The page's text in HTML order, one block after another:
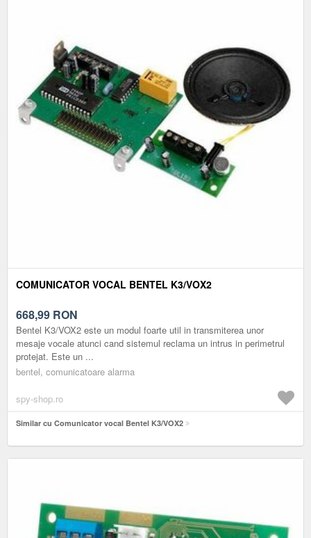
COMUNICATOR VOCAL BENTEL K3/VOX2
668,99 RON
Bentel K3/VOX2 este un modul foarte util in transmiterea unor
mesaje vocale atunci cand sistemul reclama un intrus in perimetrul
protejat. Este un ...
bentel, comunicatoare alarma
spy-shop.ro
Similar cu Comunicator vocal Bentel K3/VOX2